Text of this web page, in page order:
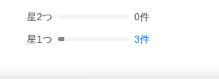
星2つ 0件
星1つ 3件